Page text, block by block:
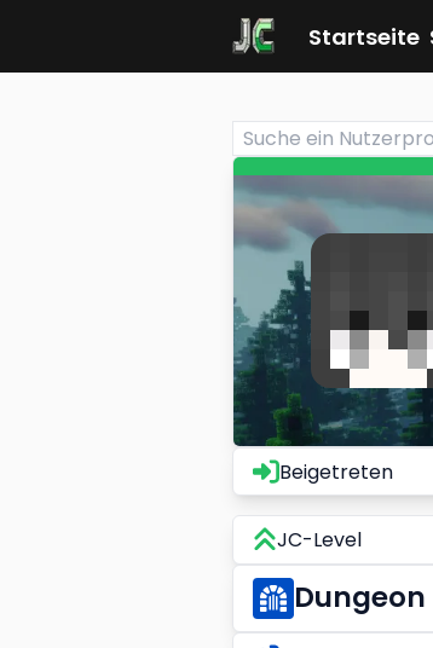
Startseite
Beigetreten
JC-Level
Dungeon